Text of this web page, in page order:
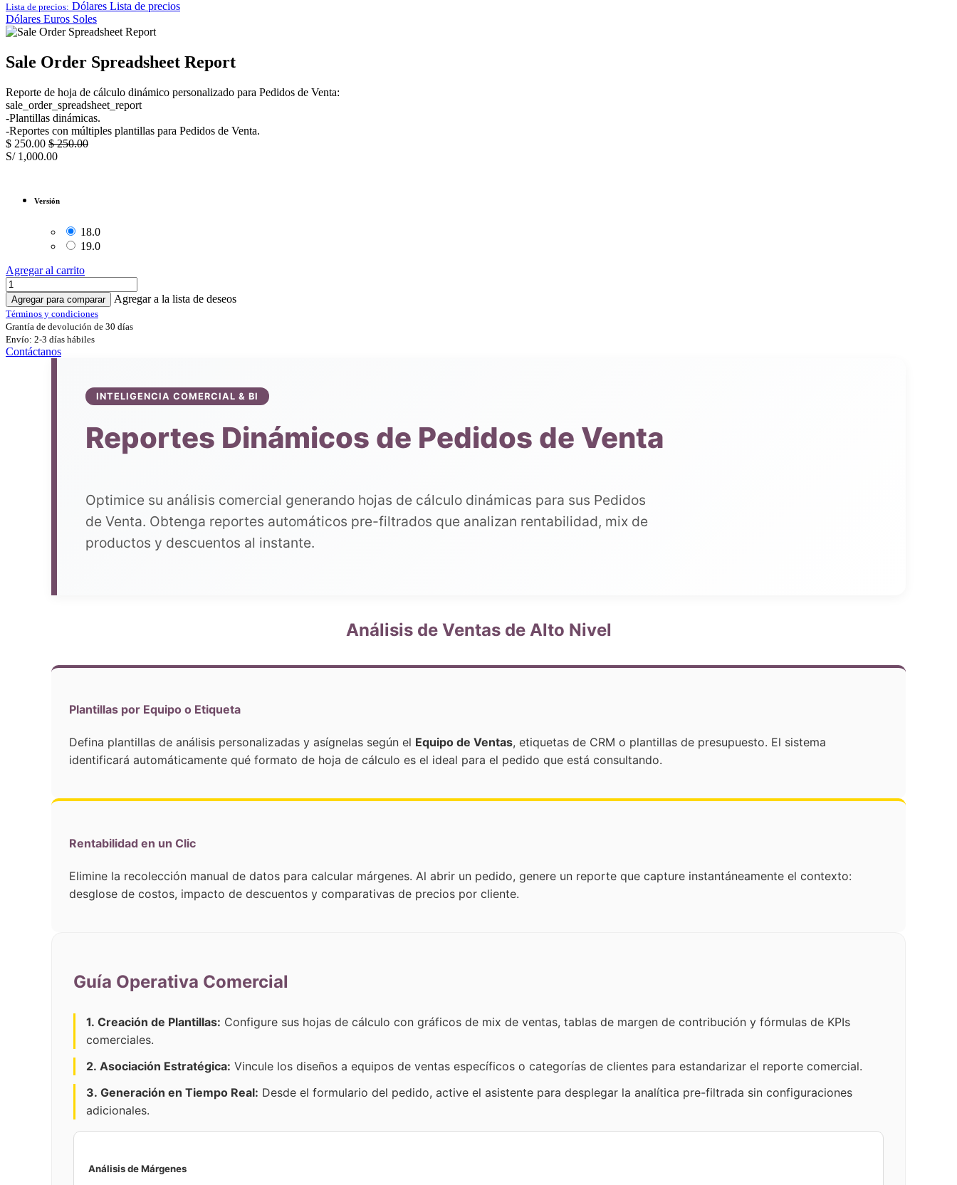
Lista de precios: Dólares Lista de precios
Dólares Euros Soles
Sale Order Spreadsheet Report
Reporte de hoja de cálculo dinámico personalizado para Pedidos de Venta:
sale_order_spreadsheet_report
-Plantillas dinámicas.
-Reportes con múltiples plantillas para Pedidos de Venta.
$ 250.00 $250.00
S/ 1,000.00
Versión
18.0
19.0
Agregar al carrito
Agregar para comparar Agregar a la lista de deseos
Términos y condiciones
Grantía de devolución de 30 días
Envío: 2-3 días hábiles
Contáctanos
INTELIGENCIA COMERCIAL & BI
Reportes Dinámicos de Pedidos de Venta
Optimice su análisis comercial generando hojas de cálculo dinámicas para sus Pedidos
de Venta. Obtenga reportes automáticos pre-filtrados que analizan rentabilidad, mix de
productos y descuentos al instante.
Análisis de Ventas de Alto Nivel
Plantillas por Equipo o Etiqueta
Defina plantillas de análisis personalizadas y asígnelas según el Equipo de Ventas, etiquetas de CRM o plantillas de presupuesto. El sistema
identificará automáticamente qué formato de hoja de cálculo es el ideal para el pedido que está consultando.
Rentabilidad en un Clic
Elimine la recolección manual de datos para calcular márgenes. Al abrir un pedido, genere un reporte que capture instantáneamente el contexto:
desglose de costos, impacto de descuentos y comparativas de precios por cliente.
Guía Operativa Comercial
1. Creación de Plantillas: Configure sus hojas de cálculo con gráficos de mix de ventas, tablas de margen de contribución y fórmulas de KPIs
comerciales.
2. Asociación Estratégica: Vincule los diseños a equipos de ventas específicos o categorías de clientes para estandarizar el reporte comercial.
3. Generación en Tiempo Real: Desde el formulario del pedido, active el asistente para desplegar la analítica pre-filtrada sin configuraciones
adicionales.
Análisis de Márgenes